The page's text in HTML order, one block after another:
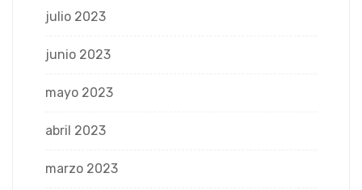
julio 2023
junio 2023
mayo 2023
abril 2023
marzo 2023